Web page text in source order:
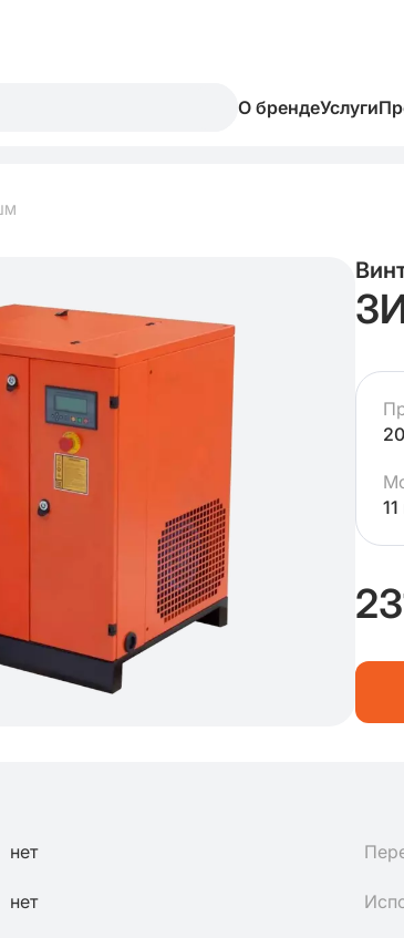
О брендеУслуги
нет
нет